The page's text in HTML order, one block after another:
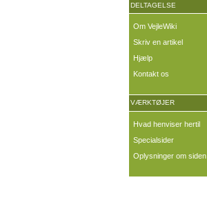
DELTAGELSE
Om VejleWiki
Skriv en artikel
Hjælp
Kontakt os
VÆRKTØJER
Hvad henviser hertil
Specialsider
Oplysninger om siden